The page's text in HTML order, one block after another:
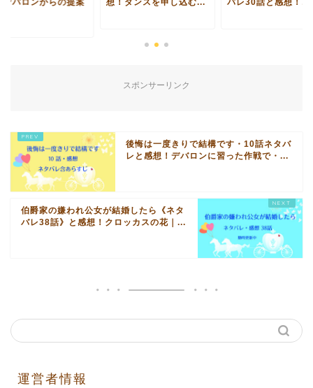
デバロンからの提案
想！ダンスを申し込む...
バレ30話と感想！エ
スポンサーリンク
後悔は一度きりで結構です・10話ネタバ
レと感想！デバロンに習った作戦で・...
伯爵家の嫌われ公女が結婚したら《ネタ
バレ38話》と感想！クロッカスの花｜...
運営者情報